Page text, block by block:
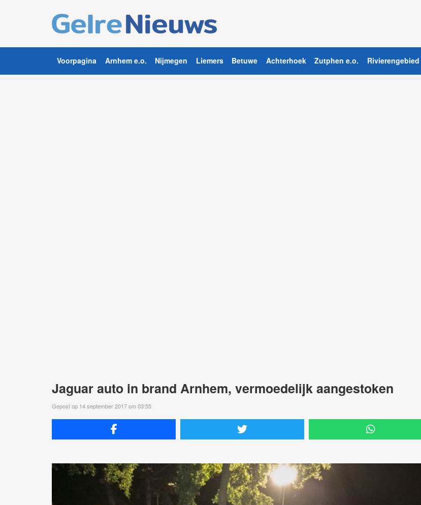
Voorpagina Arnhem e.o. Nijmegen Liemers Betuwe Achterhoek Zutphen e.o. Rivierengebied
Jaguar auto in brand Arnhem, vermoedelijk aangestoken
Gepost op 14 september 2017 om 03:55